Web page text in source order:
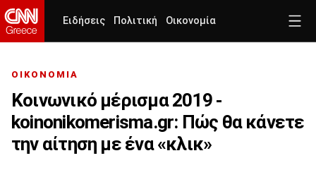
Ειδήσεις Πολιτική Οικονομία
ΟΙΚΟΝΟΜΙΑ
Κοινωνικό μέρισμα 2019 -
koinonikomerisma.gr: Πώς θα κάνετε
την αίτηση με ένα «κλικ»